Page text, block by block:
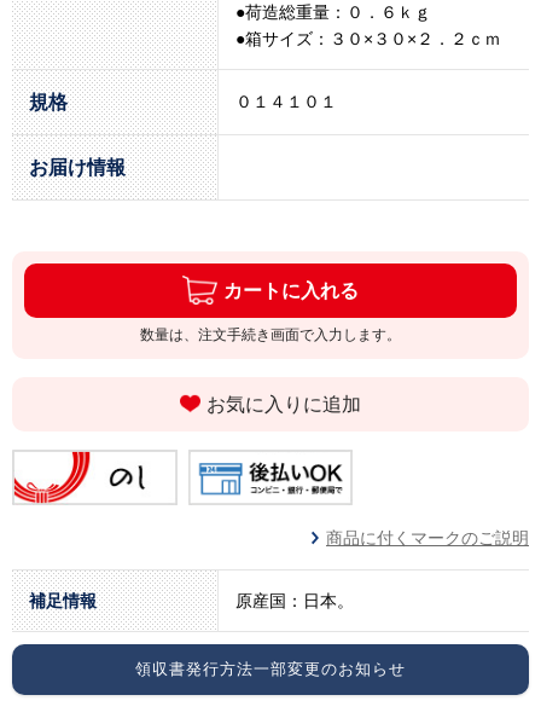
●荷造総重量：０．６ｋｇ
●箱サイズ：３０×３０×２．２ｃｍ
規格 ０１４１０１
お届け情報
カートに入れる
数量は、注文手続き画面で入力します。
お気に入りに追加
商品に付くマークのご説明
補足情報 原産国：日本。
領収書発行方法一部変更のお知らせ